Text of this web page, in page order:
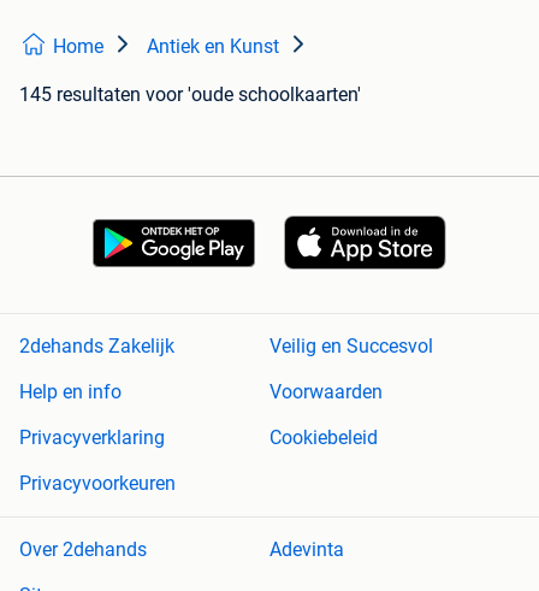
Home Antiek en Kunst
145 resultaten voor 'oude schoolkaarten'
2dehands Zakelijk
Veilig en Succesvol
Help en info
Voorwaarden
Privacyverklaring
Cookiebeleid
Privacyvoorkeuren
Over 2dehands
Adevinta